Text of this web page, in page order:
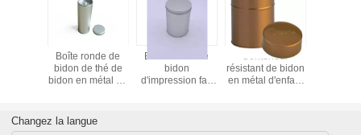
biscuit
de café
Boîte ronde de
bidon de thé de
bidon en métal de
ronde de bidon
Boîte ronde de
bidon
d'impression fait
de 0.23mm
Conteneur
résistant de bidon
en métal d'enfant
sucrerie
Changez la langue